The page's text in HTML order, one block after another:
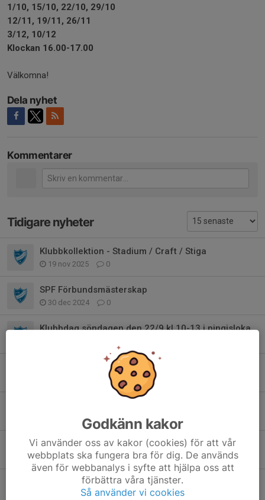
1/10, 15/10, 22/10, 29/10
12/11, 19/11, 26/11
3/12, 10/12
Klockan 16.00-17.00
Välkomna!
Dela nyhet
Kommentarer
Tidigare nyheter
Klubbkollektion - Stadium / Craft / Stiga
19 nov 2025 0
SPF Förbundsmästerskap
30 dec 2024 0
Klubbdag söndagen den 22/9 kl 10-13 i pingislokalen
Träningsstart för Motionsgruppen säsongen 24/25
0
30 maj 2024 1
Oden Cup
16 mar 2024 0
Ungdomstouren Lidköping 24 feb
21 feb 2024 0
Godkänn kakor
Vi använder oss av kakor (cookies) för att vår
webbplats ska fungera bra för dig. De används
även för webbanalys i syfte att hjälpa oss att
förbättra våra tjänster.
Så använder vi cookies